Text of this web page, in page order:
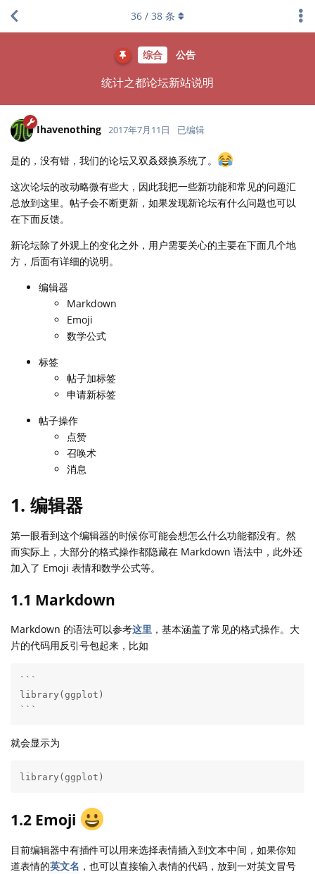
综合 公告
统计之都论坛新站说明
36 / 38 条
Ihavenothing 2017年7月11日 已编辑
是的，没有错，我们的论坛又双叒叕换系统了。
这次论坛的改动略微有些大，因此我把一些新功能和常见的问题汇
总放到这里。帖子会不断更新，如果发现新论坛有什么问题也可以
在下面反馈。
新论坛除了外观上的变化之外，用户需要关心的主要在下面几个地
方，后面有详细的说明。
编辑器
Markdown
Emoji
数学公式
标签
帖子加标签
申请新标签
帖子操作
点赞
召唤术
消息
1. 编辑器
第一眼看到这个编辑器的时候你可能会想怎么什么功能都没有。然
而实际上，大部分的格式操作都隐藏在 Markdown 语法中，此外还
加入了 Emoji 表情和数学公式等。
1.1 Markdown
Markdown 的语法可以参考这里 ，基本涵盖了常见的格式操作。大
片的代码用反引号包起来，比如
```
library(ggplot)
```
就会显示为
library(ggplot)
1.2 Emoji
目前编辑器中有插件可以用来选择表情插入到文本中间，如果你知
道表情的英文名 ，也可以直接输入表情的代码，放到一对英文冒号